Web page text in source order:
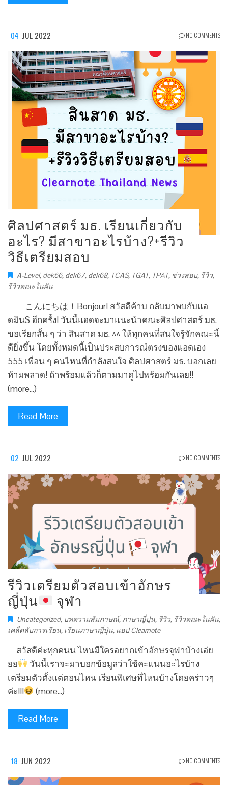
04 JUL 2022 NO COMMENTS
ศิลปศาสตร์ มธ. เรียนเกี่ยวกับ
อะไร? มีสาขาอะไรบ้าง?+รีวิว
วิธีเตรียมสอบ
A-Level, dek66, dek67, dek68, TCAS, TGAT, TPAT, ช่วงสอบ, รีวิว,
รีวิวคณะในฝัน
こんにちは！Bonjour! สวัสดีค้าบ กลับมาพบกับแอ
ดมินS อีกครั้ง! วันนี้แอดจะมาแนะนำคณะศิลปศาสตร์ มธ.
ขอเรียกสั้น ๆ ว่า สินสาด มธ. ^^ ให้ทุกคนที่สนใจรู้จักคณะนี้
ดียิ่งขึ้น โดยทั้งหมดนี้เป็นประสบการณ์ตรงของแอดเอง
555 เพื่อน ๆ คนไหนที่กำลังสนใจ ศิลปศาสตร์ มธ. บอกเลย
ห้ามพลาด! ถ้าพร้อมแล้วก็ตามมาดูไปพร้อมกันเลย!!
(more…)
Read More
02 JUL 2022 NO COMMENTS
รีวิวเตรียมตัวสอบเข้าอักษร
ญี่ปุ่น จุฬา
Uncategorized, บทความสัมภาษณ์, ภาษาญี่ปุ่น, รีวิว, รีวิวคณะในฝัน,
เคล็ดลับการเรียน, เรียนภาษาญี่ปุ่น, แอป Clearnote
สวัสดีค่ะทุกคนน ไหนมีใครอยากเข้าอักษรจุฬาบ้างเอ่ย
ยย
วันนี้เราจะมาบอกข้อมูลว่าใช้คะแนนอะไรบ้าง
เตรียมตัวตั้งแต่ตอนไหน เรียนพิเศษที่ไหนบ้างโดยคร่าวๆ
ค่ะ!!!
(more…)
Read More
18 JUN 2022 NO COMMENTS